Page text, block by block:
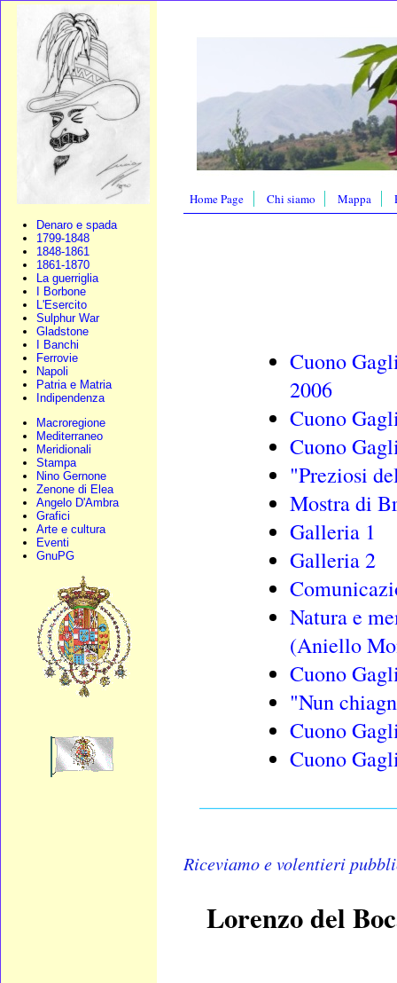
Denaro e spada
1799-1848
1848-1861
1861-1870
La guerriglia
I Borbone
L'Esercito
Sulphur War
Gladstone
I Banchi
Ferrovie
Napoli
Patria e Matria
Indipendenza
Macroregione
Mediterraneo
Meridionali
Stampa
Nino Gernone
Zenone di Elea
Angelo D'Ambra
Grafici
Arte e cultura
Eventi
GnuPG
Home Page Chi siamo Mappa
Cuono
2006
Cuono
Cuono
"Preziosi
Mostra di
Galleria 1
Galleria 2
Natura e
(Aniello
Cuono
"Nun
Cuono
Cuono
Riceviamo e volentieri
Lorenzo del